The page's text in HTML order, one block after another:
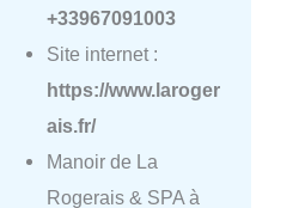
+33967091003
Site internet :
https://www.laroger
ais.fr/
Manoir de La
Rogerais & SPA à